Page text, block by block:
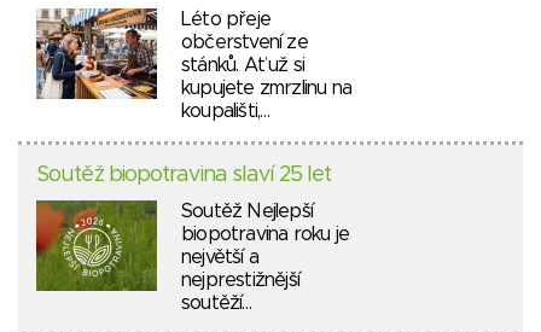
Léto přeje
občerstvení ze
stánků. Ať už si
kupujete zmrzlinu na
koupališti,…
Soutěž biopotravina slaví 25 let
Soutěž Nejlepší
biopotravina roku je
největší a
nejprestižnější
soutěží…